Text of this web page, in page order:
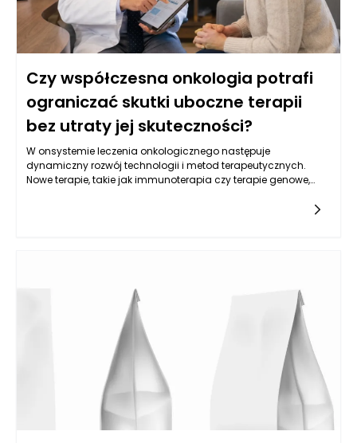
Czy współczesna onkologia potrafi
ograniczać skutki uboczne terapii
bez utraty jej skuteczności?
W onsystemie leczenia onkologicznego następuje
dynamiczny rozwój technologii i metod terapeutycznych.
Nowe terapie, takie jak immunoterapia czy terapie genowe,
mogą przyczynić się do ograniczenia skutków ubocznych. Te
kontekście onkologii w Warszawie często uwzględniają
możliwości podejścia do leczenia, które są bardziej precyzyjne
i zindywidualizowane. Dzięki temu leczenie onkologiczne w
Warszawie staje się bardziej skuteczne, a zarazem mniej
obciążające dla pacjentów. Rozwój wiedzy oraz innowacyjne
podejścia są kluczowe w walce z nowotworami, co pomaga
osiągać lepsze wyniki terapeutyczne przy mniejszych
skutkach ubocznych.